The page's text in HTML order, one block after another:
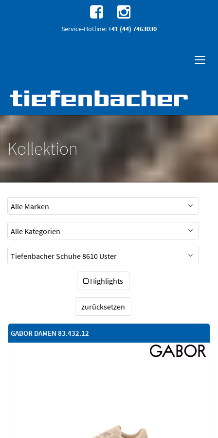
Service-Hotline:+41 (44) 7463030
Kollektion
Highlights
zurücksetzen
GABOR DAMEN 83.432.12